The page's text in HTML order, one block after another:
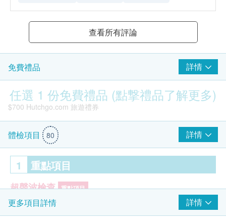
查看所有評論
免費禮品 詳情
任選 1 份免費禮品 (點撃禮品了解更多)
$700 Hutchgo.com 旅遊禮券
體檢項目 80 詳情
1 重點項目
超聲波檢查 重點項目
乳房超聲波
更多項目詳情 詳情